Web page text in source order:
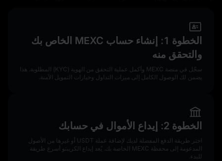
الخطوة 1: إنشاء حساب MEXC الخاص بك
والتحقق منه
سجّل في منصة MEXC وأكمل عملية التحقق من الهوية (KYC) المطلوبة. هذا
يضمن لك الوصول الكامل إلى ميزات التداول وخيارات التمويل الآمنة.
الخطوة 2: إيداع الأموال في حسابك
اختر طريقة الدفع المفضلة لديك لإضافة عملة USDT أو غيرها من الأصول
المدعومة إلى محفظة MEXC الخاصة بك. يُعد إيداع الكريبتو أسرع طريقة
للبدء.